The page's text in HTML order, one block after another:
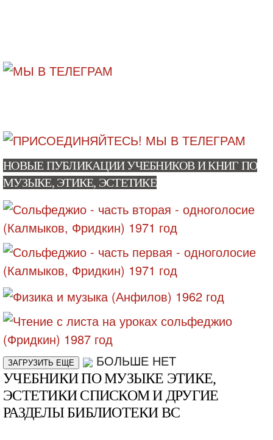
НОВЫЕ ПУБЛИКАЦИИ УЧЕБНИКОВ И КНИГ ПО
МУЗЫКЕ, ЭТИКЕ, ЭСТЕТИКЕ
ЗАГРУЗИТЬ ЕЩЕ БОЛЬШЕ НЕТ
УЧЕБНИКИ ПО МУЗЫКЕ ЭТИКЕ,
ЭСТЕТИКИ СПИСКОМ И ДРУГИЕ
РАЗДЕЛЫ БИБЛИОТЕКИ ВС